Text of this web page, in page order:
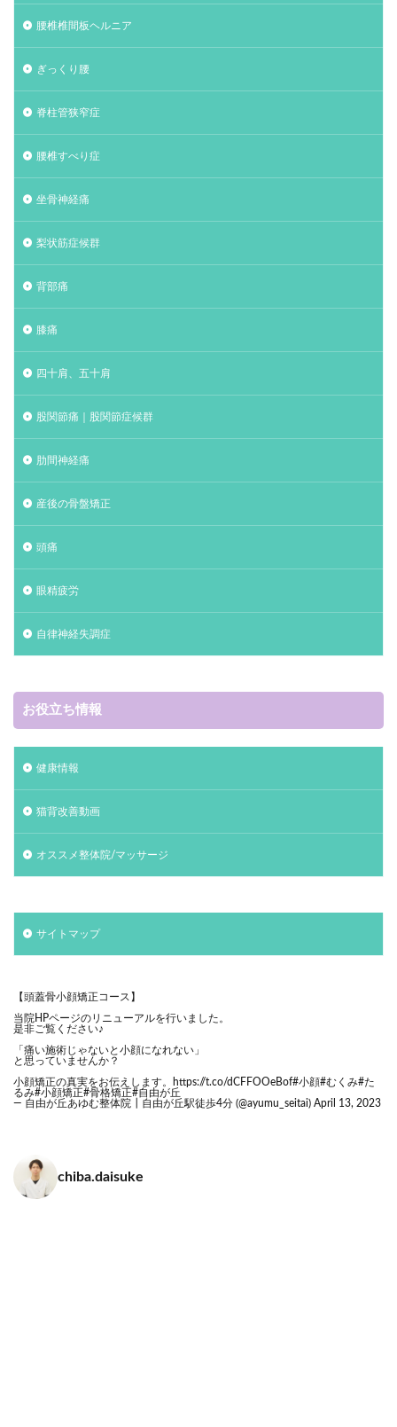
腰椎椎間板ヘルニア
ぎっくり腰
脊柱管狭窄症
腰椎すべり症
坐骨神経痛
梨状筋症候群
背部痛
膝痛
四十肩、五十肩
股関節痛｜股関節症候群
肋間神経痛
産後の骨盤矯正
頭痛
眼精疲労
自律神経失調症
お役立ち情報
健康情報
猫背改善動画
オススメ整体院/マッサージ
サイトマップ
【頭蓋骨小顔矯正コース】
当院HPページのリニューアルを行いました。
是非ご覧ください♪
「痛い施術じゃないと小顔になれない」
と思っていませんか？
小顔矯正の真実をお伝えします。
https://t.co/dCFFOOeBof#小顔#むくみ#た
るみ#小顔矯正#骨格矯正#自由が丘
— 自由が丘あゆむ整体院┃自由が丘駅徒歩4分 (@ayumu_seitai) April 13, 2023
chiba.daisuke